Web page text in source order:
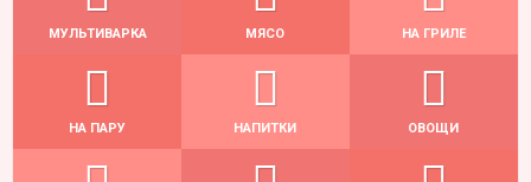
МУЛЬТИВАРКА МЯСО НА ГРИЛЕ
НА ПАРУ НАПИТКИ ОВОЩИ